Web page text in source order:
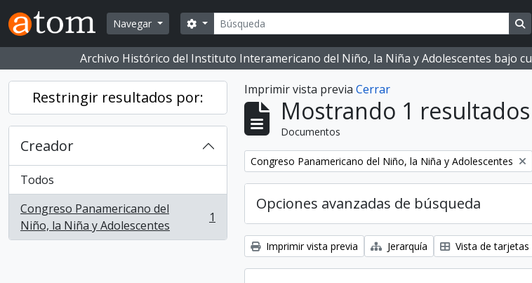
Skip to main content
Navegar
Buscar
Opciones de búsqueda
Archivo Histórico del Instituto Interamericano del Niño, la Niña y Adolescentes bajo
Restringir resultados por:
Creador
Todos
Congreso Panamericano del
Niño, la Niña y Adolescentes
, 1 resultados 1
Imprimir vista previa Cerrar
Mostrando 1 resultados
Documentos
Eliminar filtro:
Congreso Panamericano del Niño, la Niña y Adolescentes
Opciones avanzadas de búsqueda
Imprimir vista previa Jerarquía Vista de tarjetas